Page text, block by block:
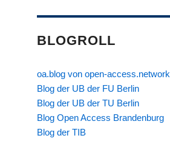
BLOGROLL
oa.blog von open-access.network
Blog der UB der FU Berlin
Blog der UB der TU Berlin
Blog Open Access Brandenburg
Blog der TIB